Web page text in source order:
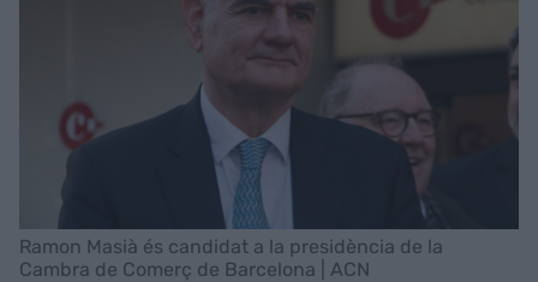
Ramon Masià és candidat a la presidència de la
Cambra de Comerç de Barcelona | ACN